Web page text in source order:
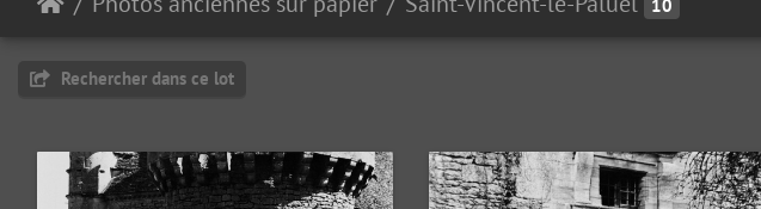
10
Rechercher dans ce lot